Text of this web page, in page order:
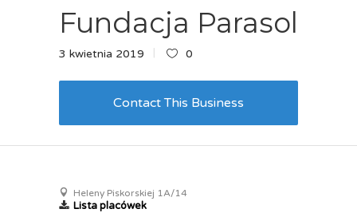
Fundacja Parasol
3 kwietnia 2019 0
Contact This Business
Heleny Piskorskiej 1A/14
Lista placówek